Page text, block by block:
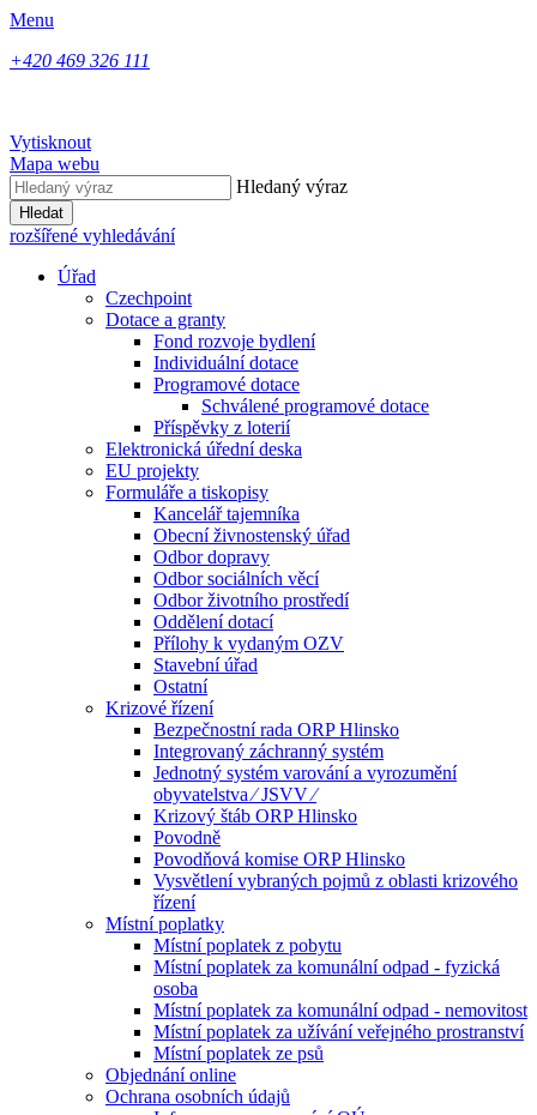
Menu
+420 469 326 111
Vytisknout
Mapa webu
Hledaný výraz
Hledat
rozšířené vyhledávání
Úřad
Czechpoint
Dotace a granty
Fond rozvoje bydlení
Individuální dotace
Programové dotace
Schválené programové dotace
Příspěvky z loterií
Elektronická úřední deska
EU projekty
Formuláře a tiskopisy
Kancelář tajemníka
Obecní živnostenský úřad
Odbor dopravy
Odbor sociálních věcí
Odbor životního prostředí
Oddělení dotací
Přílohy k vydaným OZV
Stavební úřad
Ostatní
Krizové řízení
Bezpečnostní rada ORP Hlinsko
Integrovaný záchranný systém
Jednotný systém varování a vyrozumění
obyvatelstva ⁄ JSVV ⁄
Krizový štáb ORP Hlinsko
Povodně
Povodňová komise ORP Hlinsko
Vysvětlení vybraných pojmů z oblasti krizového
řízení
Místní poplatky
Místní poplatek z pobytu
Místní poplatek za komunální odpad - fyzická
osoba
Místní poplatek za komunální odpad - nemovitost
Místní poplatek za užívání veřejného prostranství
Místní poplatek ze psů
Objednání online
Ochrana osobních údajů